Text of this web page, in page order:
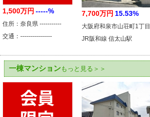
1,500万円 -----%
住所：奈良県 -----------
交通：----------------
7,700万円 15.53%
大阪府和泉市山荘町1丁目
JR阪和線 信太山駅
一棟マンションもっと見る＞＞